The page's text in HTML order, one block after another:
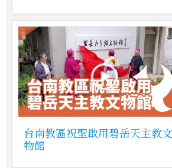
台南教區祝聖啟用碧岳天主教文
物館